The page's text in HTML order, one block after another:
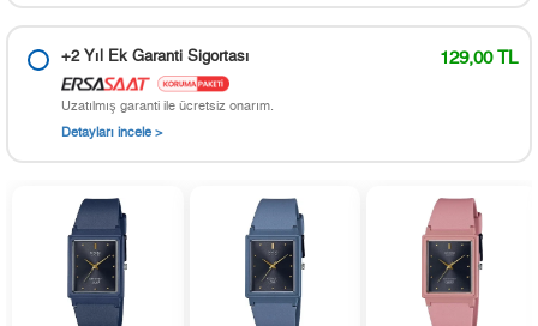
+2 Yıl Ek Garanti Sigortası 129,00 TL
Uzatılmış garanti ile ücretsiz onarım.
Detayları incele >